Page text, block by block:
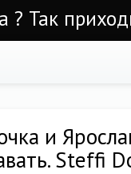
? Так
и
Steffi